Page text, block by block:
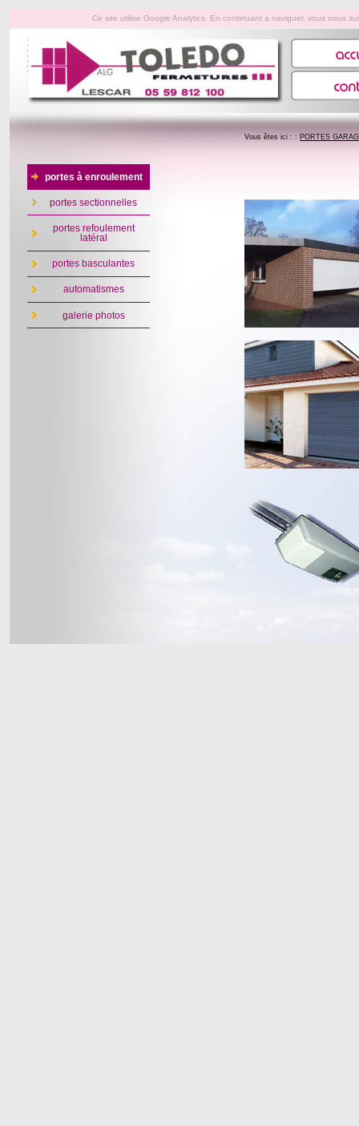
Ce site utilise Google Analytics. En continuant a naviguer, vous nous
portes à enroulement
portes sectionnelles
portes refoulement
latéral
portes basculantes
automatismes
galerie photos
Vous êtes ici : : PORTES